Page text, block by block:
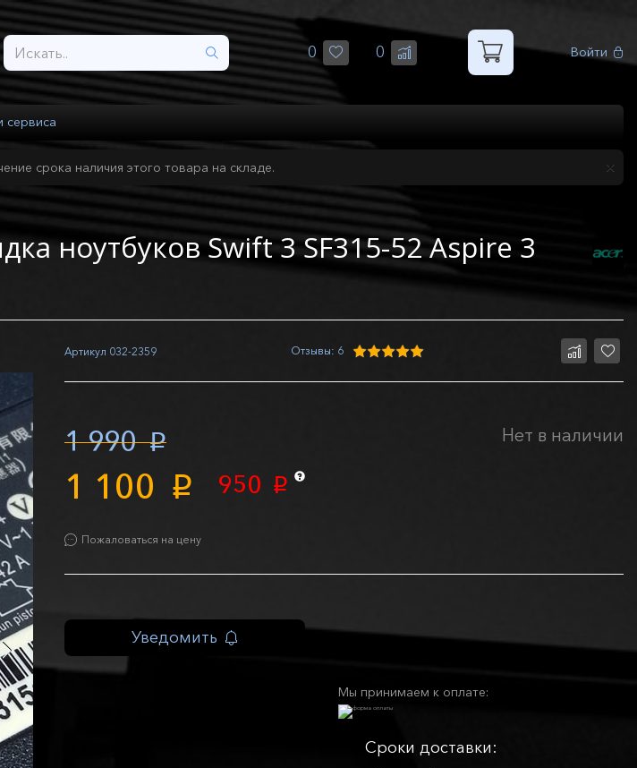
0 0 Войти
сервиса
срока наличия этого товара на складе.
ноутбуков Swift 3 SF315-52 Aspire 3
Артикул 032-2359 Отзывы: 6
1 990 p
1 100 p 950 p
Пожаловаться на цену
Нет в наличии
Уведомить
Мы принимаем к оплате:
Сроки доставки: